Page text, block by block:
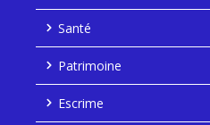
Santé
Patrimoine
Escrime